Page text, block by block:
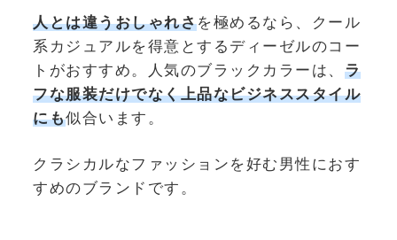
人とは違うおしゃれさを極めるなら、クール
系カジュアルを得意とするディーゼルのコー
トがおすすめ。人気のブラックカラーは、 ラ
フな服装だけでなく上品なビジネススタイル
にも似合います。
クラシカルなファッションを好む男性におす
すめのブランドです。